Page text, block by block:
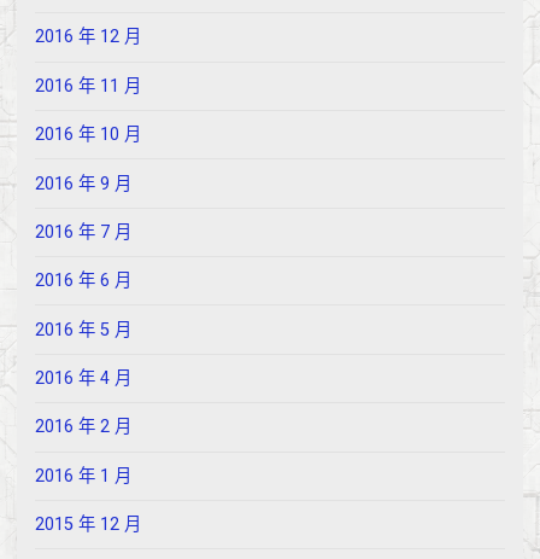
2016 年 12 月
2016 年 11 月
2016 年 10 月
2016 年 9 月
2016 年 7 月
2016 年 6 月
2016 年 5 月
2016 年 4 月
2016 年 2 月
2016 年 1 月
2015 年 12 月